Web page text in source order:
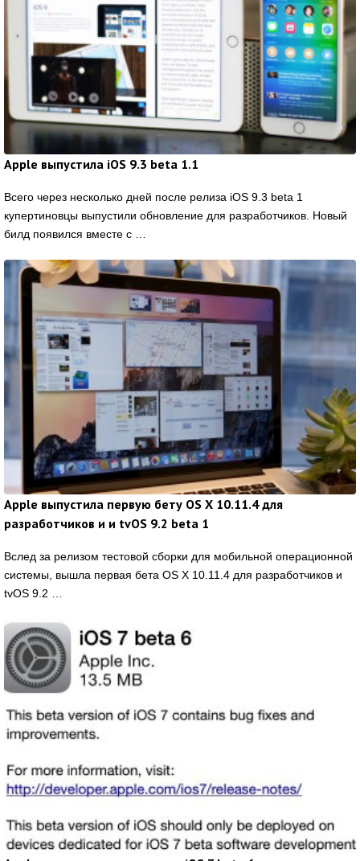
Apple выпустила iOS 9.3 beta 1.1
Всего через несколько дней после релиза iOS 9.3 beta 1
купертиновцы выпустили обновление для разработчиков. Новый
билд появился вместе с …
Apple выпустила первую бету OS X 10.11.4 для
разработчиков и и tvOS 9.2 beta 1
Вслед за релизом тестовой сборки для мобильной операционной
системы, вышла первая бета OS X 10.11.4 для разработчиков и
tvOS 9.2 …